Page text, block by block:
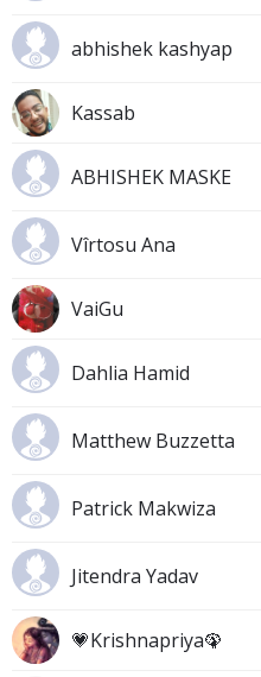
abhishek kashyap
Kassab
ABHISHEK MASKE
Vîrtosu Ana
VaiGu
Dahlia Hamid
Matthew Buzzetta
Patrick Makwiza
Jitendra Yadav
💗Krishnapriya🦚